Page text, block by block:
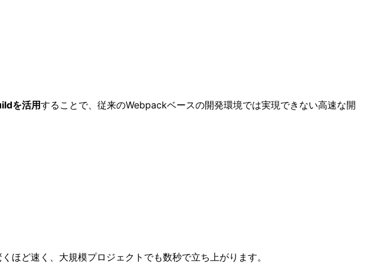
を活用することで、従来のWebpackベースの開発環境では実現できない高速な開
ど速く、大規模プロジェクトでも数秒で立ち上がります。